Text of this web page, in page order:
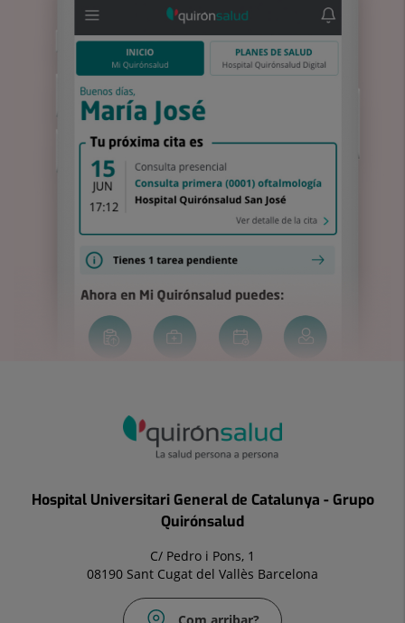
Hospital Universitari General de Catalunya - Grupo
Quirónsalud
C/ Pedro i Pons, 1
08190 Sant Cugat del Vallès Barcelona